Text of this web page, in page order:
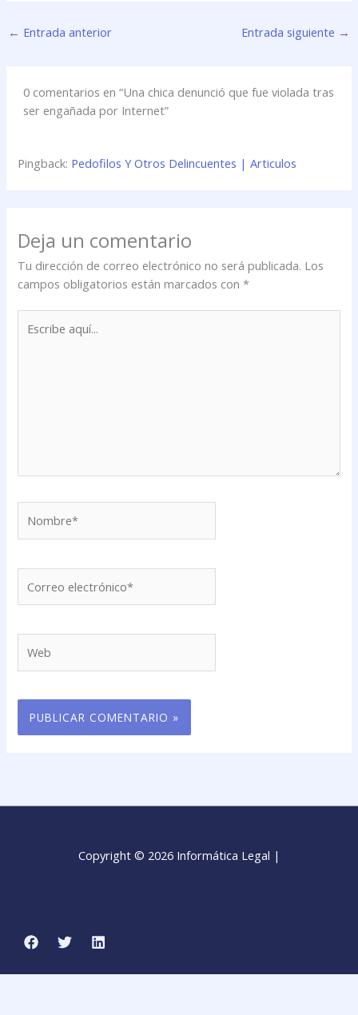
← Entrada anterior Entrada siguiente →
0 comentarios en “Una chica denunció que fue violada tras
ser engañada por Internet”
Pingback: Pedofilos Y Otros Delincuentes | Articulos
Deja un comentario
Tu dirección de correo electrónico no será publicada. Los
campos obligatorios están marcados con*
aquí...
electrónico*
Copyright © 2026 Informática Legal |